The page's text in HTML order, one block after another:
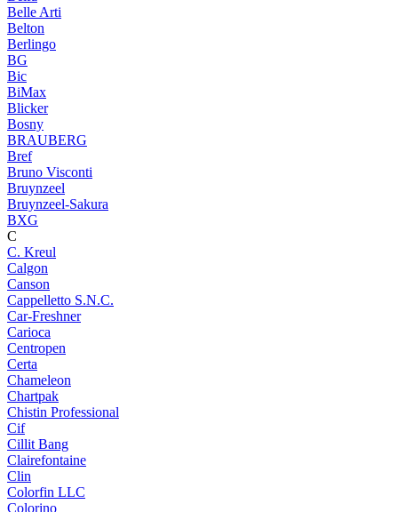
Belle Arti
Belton
Berlingo
BG
Bic
BiMax
Blicker
Bosny
BRAUBERG
Bref
Bruno Visconti
Bruynzeel
Bruynzeel-Sakura
BXG
C
C. Kreul
Calgon
Canson
Cappelletto S.N.C.
Car-Freshner
Carioca
Centropen
Certa
Chameleon
Chartpak
Chistin Professional
Cif
Cillit Bang
Clairefontaine
Clin
Colorfin LLC
Colorino